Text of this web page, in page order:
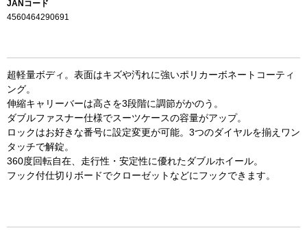
JANコード
4560464290691
超軽量ボディ。表面はキズや汚れに強いポリカーボネートコーティ
ング。
伸縮キャリーバーは高さを3段階に調節がかのう。
ダブルファスナー仕様でスーツケースの容量がアップ。
ロックはお好きな番号に設定変更が可能。3つのダイヤルを揃えワン
タッチで解錠。
360度回転自在、走行性・安定性に優れたダブルホイール。
フック付仕切りボードでクローゼットなどにフックできます。